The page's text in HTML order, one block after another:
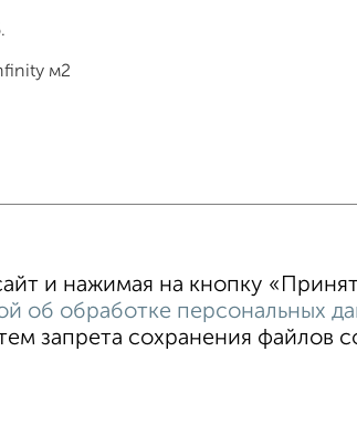
м2
В строящемся доме В новом доме
Рязань, улица Право-Лыбедская 40
и нажимая на кнопку
об обработке персональных
запрета сохранения файлов